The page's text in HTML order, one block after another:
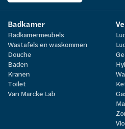
Badkamer
Badkamermeubels
Wastafels en waskommen
Douche
Baden
Kranen
Toilet
Van Marcke Lab